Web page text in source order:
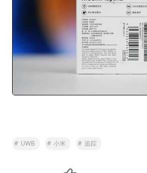
# UWB # 小米 # 追踪